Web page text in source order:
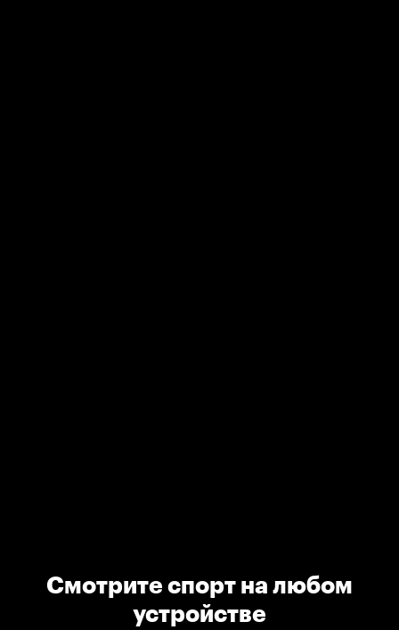
Смотрите спорт на любом
устройстве